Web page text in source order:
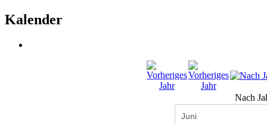
Kalender
Nach